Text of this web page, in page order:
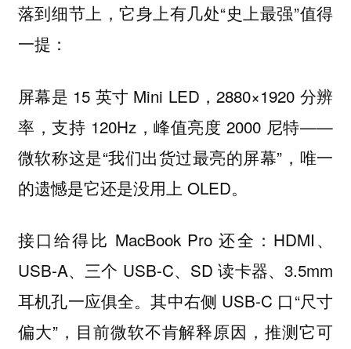
落到细节上，它身上有几处“史上最强”值得
一提：
屏幕是 15 英寸 Mini LED，2880×1920 分辨
率，支持 120Hz，峰值亮度 2000 尼特——
微软称这是“我们出货过最亮的屏幕”，唯一
的遗憾是它还是没用上 OLED。
接口给得比 MacBook Pro 还全：HDMI、
USB-A、三个 USB-C、SD 读卡器、3.5mm
耳机孔一应俱全。其中右侧 USB-C 口“尺寸
偏大”，目前微软不肯解释原因，推测它可